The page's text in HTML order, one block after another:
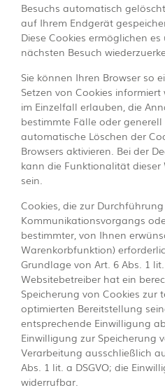
Besuchs automatisch
auf Ihrem Endgerät
Diese Cookies ermöglichen
nächsten Besuch
Sie können Ihren Browser so
Setzen von Cookies
im Einzelfall erlauben, die
bestimmte Fälle oder
automatische Löschen der
Browsers aktivieren. Bei der
kann die Funktionalität
sein.
Cookies, die zur
Kommunikationsvorgangs
bestimmter, von Ihnen
Warenkorbfunktion)
Grundlage von Art. 6 Abs. 1
Websitebetreiber hat ein
Speicherung von Cookies zur
optimierten Bereitstellung
entsprechende Einwilligung
Einwilligung zur Speicherung
Verarbeitung ausschließlich
Abs. 1 lit. a DSGVO; die
widerrufbar.